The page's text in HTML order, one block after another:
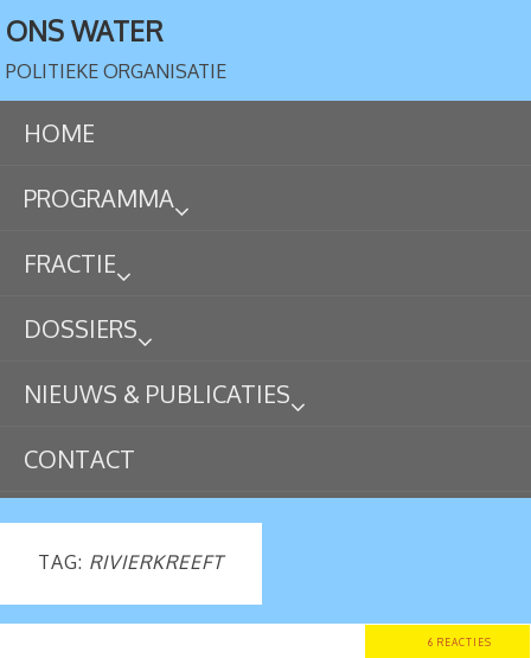
ONS WATER
POLITIEKE ORGANISATIE
HOME
PROGRAMMA
FRACTIE
DOSSIERS
NIEUWS & PUBLICATIES
CONTACT
TAG: RIVIERKREEFT
6 REACTIES